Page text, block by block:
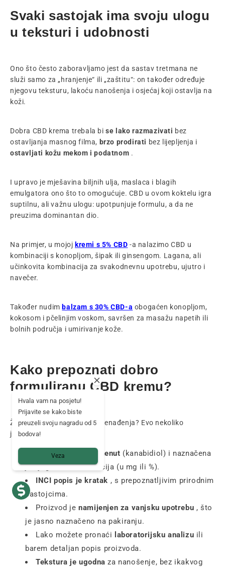
Svaki sastojak ima svoju ulogu
u teksturi i udobnosti
Ono što često zaboravljamo jest da sastav tretmana ne
služi samo za „hranjenje“ ili „zaštitu“: on također određuje
njegovu teksturu, lakoću nanošenja i osjećaj koji ostavlja na
koži.
Dobra CBD krema trebala bise lako razmazivati bez
ostavljanja masnog filma, brzo prodirati bez lijepljenja i
ostavljati kožu mekom i podatnom .
I upravo je mješavina biljnih ulja, maslaca i blagih
emulgatora ono što to omogućuje. CBD u ovom koktelu igra
suptilnu, ali važnu ulogu: upotpunjuje formulu, a da ne
preuzima dominantan dio.
Na primjer, u mojoj kremi s 5% CBD -a nalazimo CBD u
kombinaciji s konopljom, šipak ili ginsengom. Lagana, ali
učinkovita kombinacija za svakodnevnu upotrebu, ujutro i
navečer.
Također nudim balzam s 30% CBD-a obogaćen konopljom,
kokosom i pčelinjim voskom, savršen za masažu napetih ili
bolnih područja i umirivanje kože.
Kako prepoznati dobro
formuliranu CBD kremu?
Želite li izbjeći neugodna iznenađenja? Evo nekoliko
jednostavnih smjernica:
CBD je jasno spomenut (kanabidiol) i naznačena
je njegova koncentracija (u mg ili %).
INCI popis je kratak , s prepoznatljivim prirodnim
sastojcima.
Proizvod jenamijenjen za vanjsku upotrebu , što
je jasno naznačeno na pakiranju.
Lako možete pronaći
laboratorijsku analizu ili
barem detaljan popis proizvoda.
Tekstura je ugodna za nanošenje, bez ikakvog
Hvala vam na posjetu!
Prijavite se kako biste
preuzeli svoju nagradu od 5
bodova!
Veza